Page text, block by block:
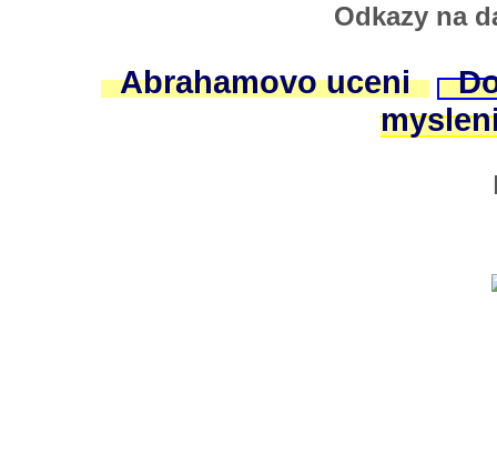
Odkazy na
Abrahamovo uceni